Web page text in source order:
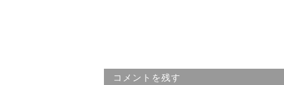
コメントを残す